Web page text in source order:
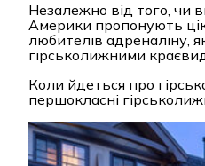
Незалежно від того, чи
Америки пропонують
любителів адреналіну,
гірськолижними
Коли йдеться про
першокласні